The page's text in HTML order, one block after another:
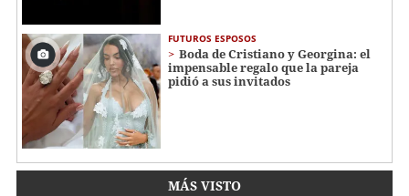
FUTUROS ESPOSOS
Boda de Cristiano y Georgina: el
impensable regalo que la pareja
pidió a sus invitados
MÁS VISTO